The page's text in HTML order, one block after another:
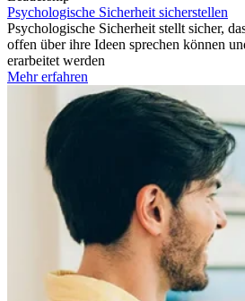
Psychologische Sicherheit sicherstellen
Psychologische Sicherheit stellt sicher,
offen über ihre Ideen sprechen können
erarbeitet werden
Mehr erfahren